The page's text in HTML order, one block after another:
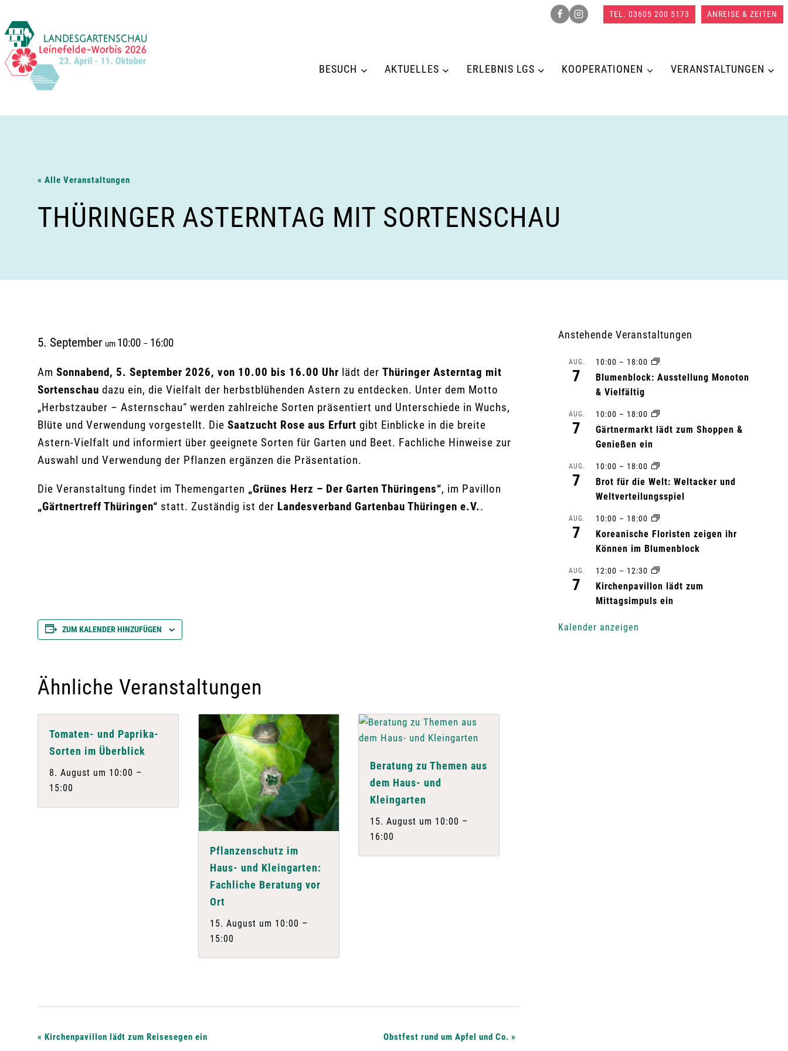
Inhalt
springen
TEL. 03605 200 5173 ANREISE & ZEITEN
BESUCH AKTUELLES ERLEBNIS LGS KOOPERATIONEN VERANSTALTUNGEN
« Alle Veranstaltungen
THÜRINGER ASTERNTAG MIT SORTENSCHAU
5. September um 10:00 – 16:00
Am Sonnabend, 5. September 2026, von 10.00 bis 16.00 Uhr lädt der Thüringer Asterntag mit
Sortenschau dazu ein, die Vielfalt der herbstblühenden Astern zu entdecken. Unter dem Motto
„Herbstzauber – Asternschau“ werden zahlreiche Sorten präsentiert und Unterschiede in Wuchs,
Blüte und Verwendung vorgestellt. Die Saatzucht Rose aus Erfurt gibt Einblicke in die breite
Astern-Vielfalt und informiert über geeignete Sorten für Garten und Beet. Fachliche Hinweise zur
Auswahl und Verwendung der Pflanzen ergänzen die Präsentation.
Die Veranstaltung findet im Themengarten „Grünes Herz – Der Garten Thüringens“, im Pavillon
„Gärtnertreff Thüringen“ statt. Zuständig ist der Landesverband Gartenbau Thüringen e.V..
ZUM KALENDER HINZUFÜGEN
Ähnliche Veranstaltungen
Tomaten- und Paprika-
Sorten im Überblick
8. August um 10:00 –
15:00
Pflanzenschutz im
Haus- und Kleingarten:
Fachliche Beratung vor
Ort
15. August um 10:00 –
15:00
Beratung zu Themen aus
dem Haus- und
Kleingarten
15. August um 10:00 –
16:00
V
« Kirchenpavillon lädt zum Reisesegen ein Obstfest rund um Apfel und Co.»
Anstehende Veranstaltungen
AUG.
7
10:00 – 18:00
Blumenblock: Ausstellung Monoton
& Vielfältig
AUG.
7
10:00 – 18:00
Gärtnermarkt lädt zum Shoppen &
Genießen ein
AUG.
7
10:00 – 18:00
Brot für die Welt: Weltacker und
Weltverteilungsspiel
AUG.
7
10:00 – 18:00
Koreanische Floristen zeigen ihr
Können im Blumenblock
AUG.
7
12:00 – 12:30
Kirchenpavillon lädt zum
Mittagsimpuls ein
Kalender anzeigen